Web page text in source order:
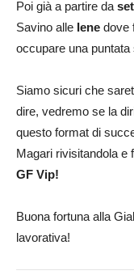
Poi già a partire da
Savino alle Iene dove
occupare una puntata
Siamo sicuri che
dire, vedremo se la
questo format di
Magari rivisitandola e
GF Vip!
Buona fortuna alla
lavorativa!